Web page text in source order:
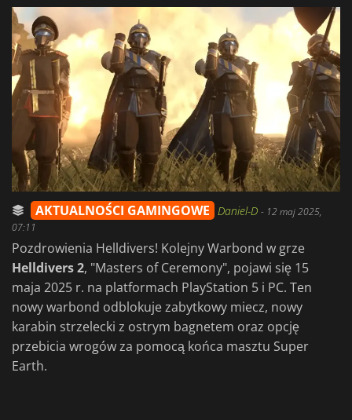
ZALOGUJ SIĘ LUB ZAREJESTRUJ
AKTUALNOŚCI GAMINGOWE Daniel-D - 12 maj 2025,
07:11
Pozdrowienia Helldivers! Kolejny Warbond w grze
Helldivers 2, "Masters of Ceremony", pojawi się 15
maja 2025 r. na platformach PlayStation 5 i PC. Ten
nowy warbond odblokuje zabytkowy miecz, nowy
karabin strzelecki z ostrym bagnetem oraz opcję
przebicia wrogów za pomocą końca masztu Super
Earth.